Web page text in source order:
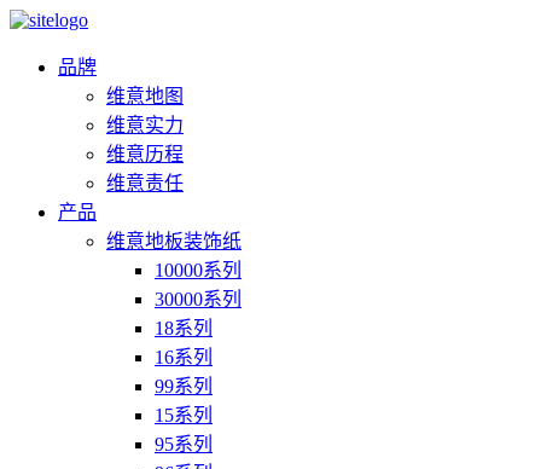
品牌
维意地图
维意实力
维意历程
维意责任
产品
维意地板装饰纸
10000系列
30000系列
18系列
16系列
99系列
15系列
95系列